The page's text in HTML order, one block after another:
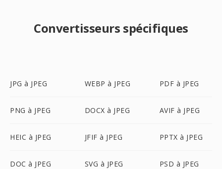
Convertisseurs spécifiques
JPG à JPEG WEBP à JPEG PDF à JPEG
PNG à JPEG DOCX à JPEG AVIF à JPEG
HEIC à JPEG JFIF à JPEG PPTX à JPEG
DOC à JPEG SVG à JPEG PSD à JPEG